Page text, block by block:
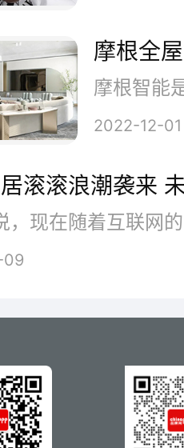
需要动动你的
灯光、音乐、
个安装流程是
上你的Wi-Fi
摩根全
2022-12-01
滚滚浪潮袭来
09